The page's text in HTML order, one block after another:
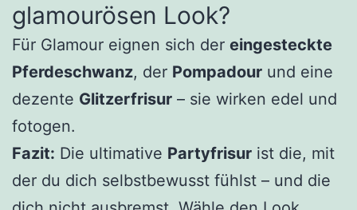
glamourösen Look?
Für Glamour eignen sich der eingesteckte
Pferdeschwanz, der Pompadour und eine
dezente Glitzerfrisur – sie wirken edel und
fotogen.
Fazit: Die ultimative Partyfrisur ist die, mit
der du dich selbstbewusst fühlst – und die